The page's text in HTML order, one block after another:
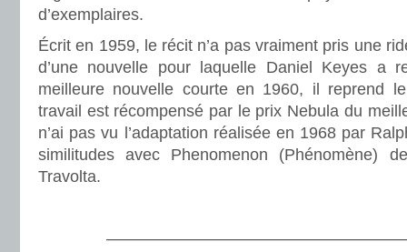
d’exemplaires.
Écrit en 1959, le récit n’a pas vraiment pris une
d’une nouvelle pour laquelle Daniel Keyes a
meilleure nouvelle courte en 1960, il reprend
travail est récompensé par le prix Nebula du
n’ai pas vu l’adaptation réalisée en 1968 par
similitudes avec Phenomenon (Phénomène)
Travolta.